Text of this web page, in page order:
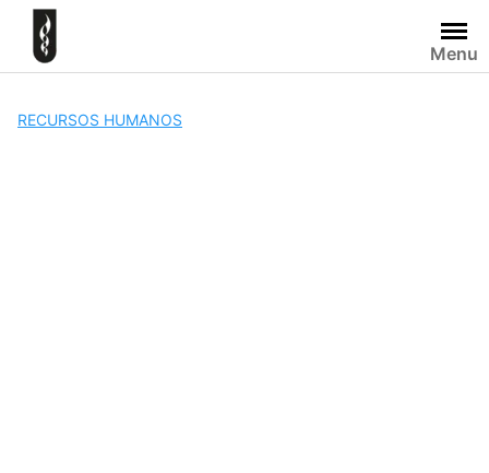
Skip
content
Menu
RECURSOS HUMANOS